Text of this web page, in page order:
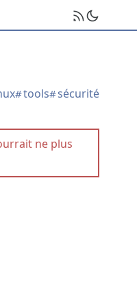
#tools#sécurité
ne plus